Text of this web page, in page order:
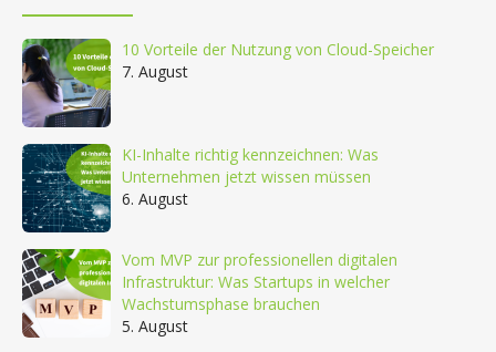
10 Vorteile der Nutzung von Cloud-Speicher
7. August
KI-Inhalte richtig kennzeichnen: Was
Unternehmen jetzt wissen müssen
6. August
Vom MVP zur professionellen digitalen
Infrastruktur: Was Startups in welcher
Wachstumsphase brauchen
5. August